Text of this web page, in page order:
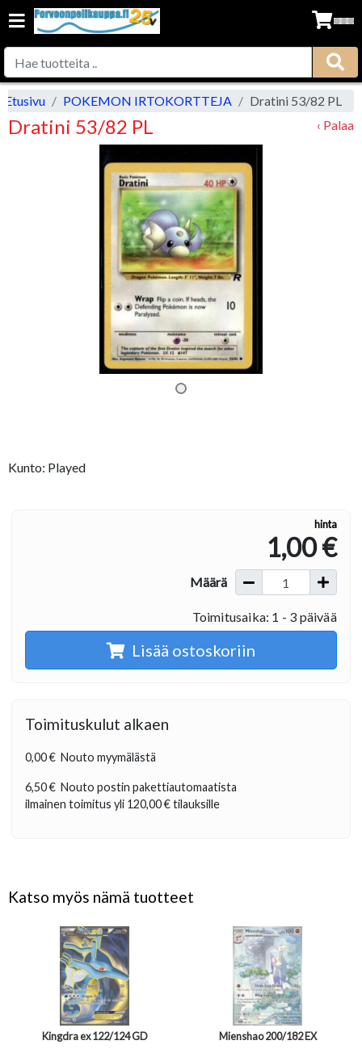
Etusivu POKEMON IRTOKORTTEJA Dratini 53/82 PL
Dratini 53/82 PL ‹ Palaa
Kunto: Played
hinta
1,00 €
Määrä
Toimitusaika: 1 - 3 päivää
Lisää ostoskoriin
Toimituskulut alkaen
0,00 € Nouto myymälästä
6,50 € Nouto postin pakettiautomaatista
ilmainen toimitus yli 120,00 €tilauksille
Katso myös nämä tuotteet
Kingdra ex 122/124 GD Mienshao 200/182 EX